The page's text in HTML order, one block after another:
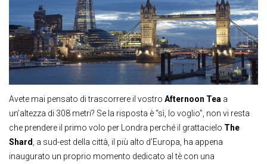
Avete mai pensato di trascorrere il vostro Afternoon Tea a
un’altezza di 308 metri? Se la risposta è “sì, lo voglio”, non vi resta
che prendere il primo volo per Londra perché il grattacielo The
Shard
, a sud-est della città, il più alto d’Europa, ha appena
inaugurato un proprio momento dedicato al tè con una